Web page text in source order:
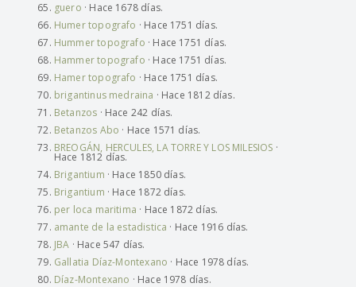
guero · Hace 1678 días.
Humer topografo · Hace 1751 días.
Hummer topografo · Hace 1751 días.
Hammer topografo · Hace 1751 días.
Hamer topografo · Hace 1751 días.
brigantinus medraina · Hace 1812 días.
Betanzos · Hace 242 días.
Betanzos Abo · Hace 1571 días.
BREOGÁN, HERCULES, LA TORRE Y LOS MILESIOS ·
Hace 1812 días.
Brigantium · Hace 1850 días.
Brigantium · Hace 1872 días.
per loca maritima · Hace 1872 días.
amante de la estadistica · Hace 1916 días.
JBA · Hace 547 días.
Gallatia Díaz-Montexano · Hace 1978 días.
Díaz-Montexano · Hace 1978 días.